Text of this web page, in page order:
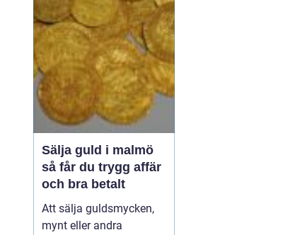
roll, särskilt i en region
där vintern är lång, snön
ligger djup och
avstånden i...
Sälja guld i malmö
så får du trygg affär
och bra betalt
Att sälja guldsmycken,
mynt eller andra